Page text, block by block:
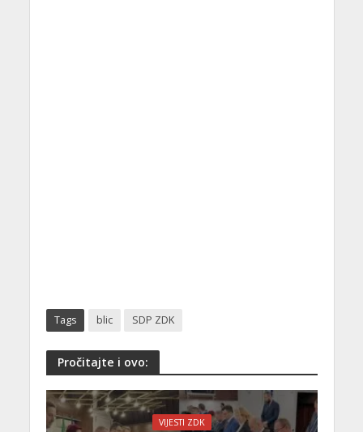
Tags blic SDP ZDK
Pročitajte i ovo:
VIJESTI ZDK